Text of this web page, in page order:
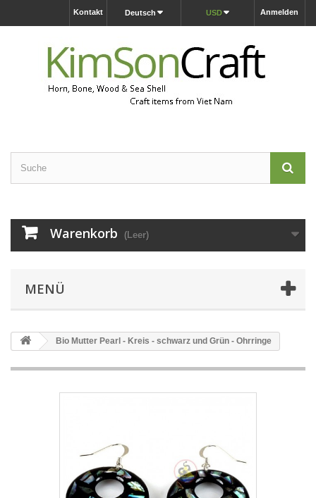
Anmelden
USD
Deutsch
Kontakt
Warenkorb (Leer)
MENÜ
Bio Mutter Pearl - Kreis - schwarz und Grün - Ohrringe